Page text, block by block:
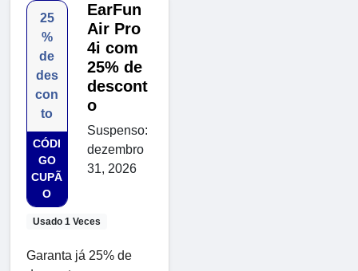
25
%
de
des
con
to
CÓDI
GO
CUPÃ
O
Usado 1 Veces
EarFun
Air Pro
4i com
25% de
descont
o
Suspenso:
dezembro
31, 2026
Garanta já 25% de